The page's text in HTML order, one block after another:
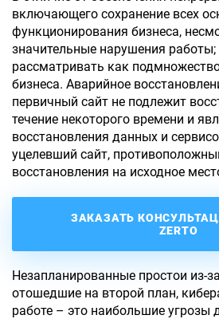
включающего сохранение всех
функционирования бизнеса,
значительные нарушения
рассматривать как
бизнеса. Аварийное
первичный сайт не подлежит
течение некоторого времени и
восстановления данных и
уцелевший сайт,
восстановления на исходное
ЗАКАЗАТЬ
ZERTO
Незапланированные простои из-
отошедшие на второй план,
работе – это наибольшие угрозы